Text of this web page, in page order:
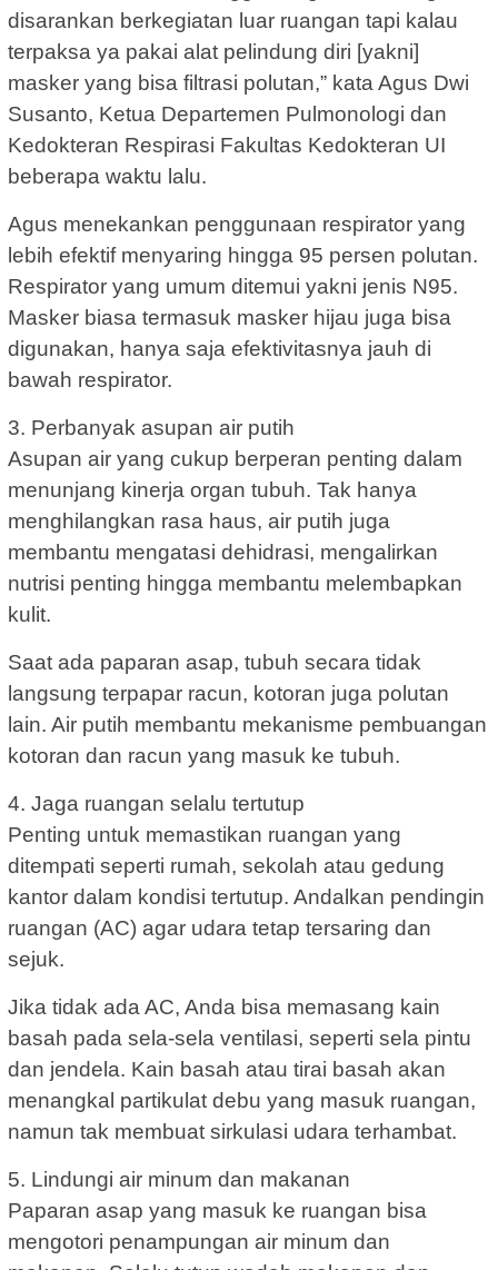
disarankan berkegiatan luar ruangan tapi kalau
terpaksa ya pakai alat pelindung diri [yakni]
masker yang bisa filtrasi polutan,” kata Agus Dwi
Susanto, Ketua Departemen Pulmonologi dan
Kedokteran Respirasi Fakultas Kedokteran UI
beberapa waktu lalu.
Agus menekankan penggunaan respirator yang
lebih efektif menyaring hingga 95 persen polutan.
Respirator yang umum ditemui yakni jenis N95.
Masker biasa termasuk masker hijau juga bisa
digunakan, hanya saja efektivitasnya jauh di
bawah respirator.
3. Perbanyak asupan air putih
Asupan air yang cukup berperan penting dalam
menunjang kinerja organ tubuh. Tak hanya
menghilangkan rasa haus, air putih juga
membantu mengatasi dehidrasi, mengalirkan
nutrisi penting hingga membantu melembapkan
kulit.
Saat ada paparan asap, tubuh secara tidak
langsung terpapar racun, kotoran juga polutan
lain. Air putih membantu mekanisme pembuangan
kotoran dan racun yang masuk ke tubuh.
4. Jaga ruangan selalu tertutup
Penting untuk memastikan ruangan yang
ditempati seperti rumah, sekolah atau gedung
kantor dalam kondisi tertutup. Andalkan pendingin
ruangan (AC) agar udara tetap tersaring dan
sejuk.
Jika tidak ada AC, Anda bisa memasang kain
basah pada sela-sela ventilasi, seperti sela pintu
dan jendela. Kain basah atau tirai basah akan
menangkal partikulat debu yang masuk ruangan,
namun tak membuat sirkulasi udara terhambat.
5. Lindungi air minum dan makanan
Paparan asap yang masuk ke ruangan bisa
mengotori penampungan air minum dan